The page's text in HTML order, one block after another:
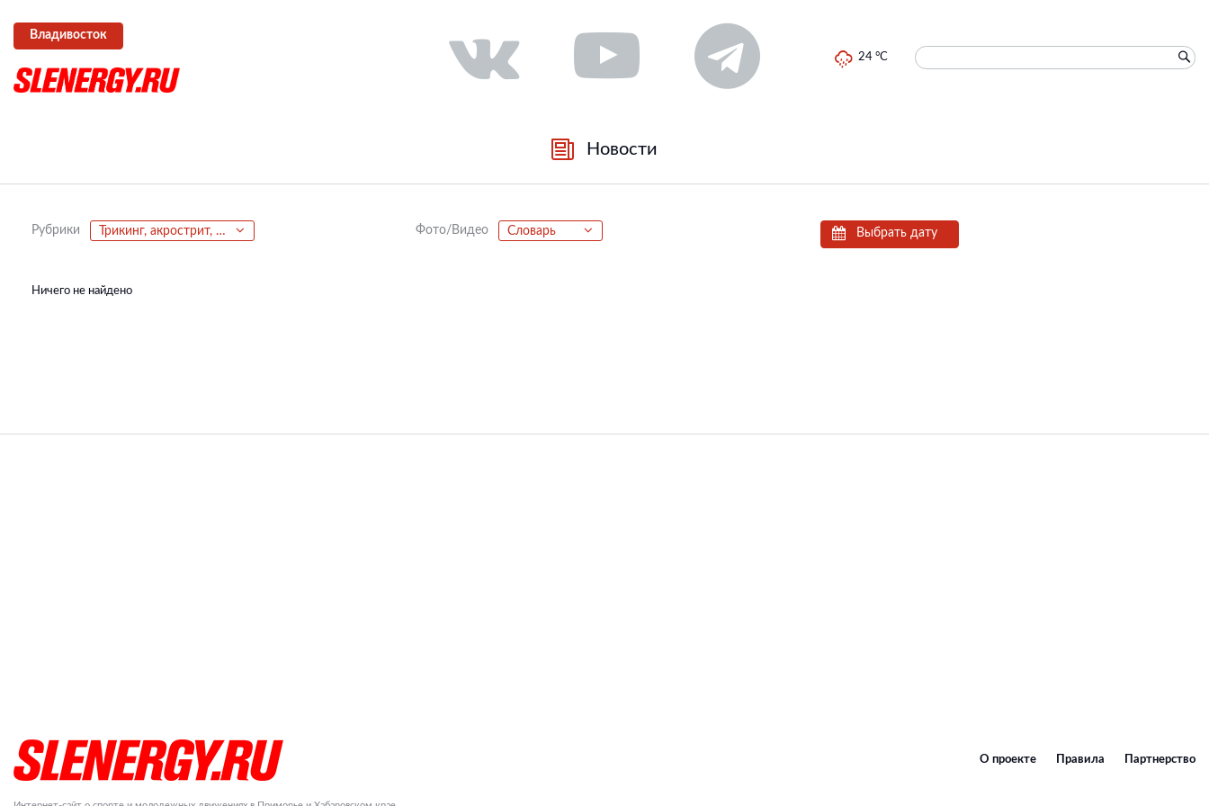
Владивосток
24 °C
Новости
Рубрики Трикинг, акрострит, паркур, фриран Фото/Видео Словарь Выбрать дату
Ничего не найдено
О проекте Правила Партнерство